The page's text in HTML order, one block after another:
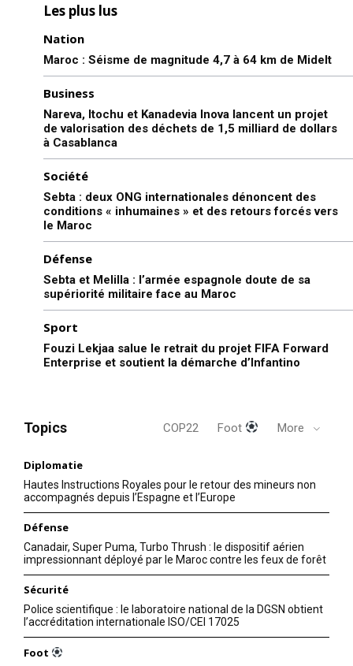
Les plus lus
Nation
Maroc : Séisme de magnitude 4,7 à 64 km de Midelt
Business
Nareva, Itochu et Kanadevia Inova lancent un projet
de valorisation des déchets de 1,5 milliard de dollars
à Casablanca
Société
Sebta : deux ONG internationales dénoncent des
conditions « inhumaines » et des retours forcés vers
le Maroc
Défense
Sebta et Melilla : l’armée espagnole doute de sa
supériorité militaire face au Maroc
Sport
Fouzi Lekjaa salue le retrait du projet FIFA Forward
Enterprise et soutient la démarche d’Infantino
Topics COP22 Foot More
Diplomatie
Hautes Instructions Royales pour le retour des mineurs non
accompagnés depuis l’Espagne et l’Europe
Défense
Canadair, Super Puma, Turbo Thrush : le dispositif aérien
impressionnant déployé par le Maroc contre les feux de forêt
Sécurité
Police scientifique : le laboratoire national de la DGSN obtient
l’accréditation internationale ISO/CEI 17025
Foot